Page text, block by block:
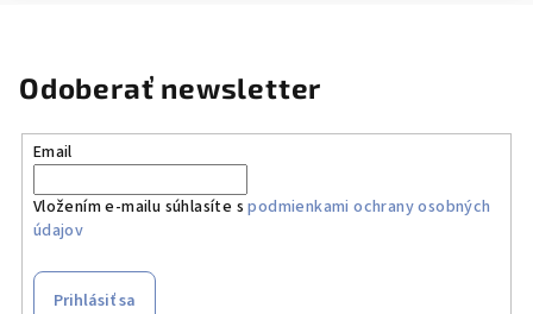
Odoberať newsletter
Email
Vložením e-mailu súhlasíte spodmienkami ochrany osobných
údajov
Prihlásiť sa